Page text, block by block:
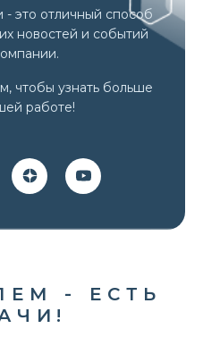
это отличный способ
новостей и событий
чтобы узнать больше
работе!
- ЕСТЬ